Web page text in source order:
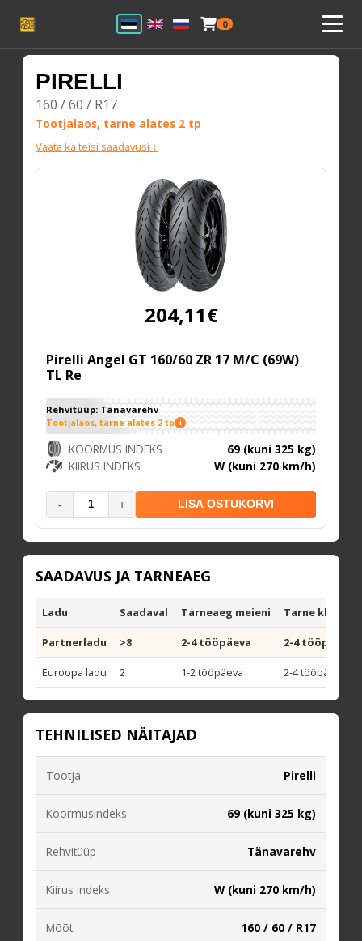
0
PIRELLI
160 / 60 / R17
Tootjalaos, tarne alates 2 tp
Vaata ka teisi saadavusi ↓
204,11€
Pirelli Angel GT 160/60 ZR 17 M/C (69W)
TL Re
Rehvitüüp: Tänavarehv
Tootjalaos, tarne alates 2 tp i
KOORMUS INDEKS
69 (kuni 325 kg)
KIIRUS INDEKS
W (kuni 270 km/h)
- + LISA OSTUKORVI
SAADAVUS JA TARNEAEG
Ladu Saadaval Tarneaeg meieni Tarne kliendi
Partnerladu >8 2-4 tööpäeva 2-4 tööpäeva
Euroopa ladu 2 1-2 tööpäeva 2-4 tööpäeva
TEHNILISED NÄITAJAD
Tootja Pirelli
Koormusindeks 69 (kuni 325 kg)
Rehvitüüp Tänavarehv
Kiirus indeks W (kuni 270 km/h)
Mõõt 160 / 60 / R17